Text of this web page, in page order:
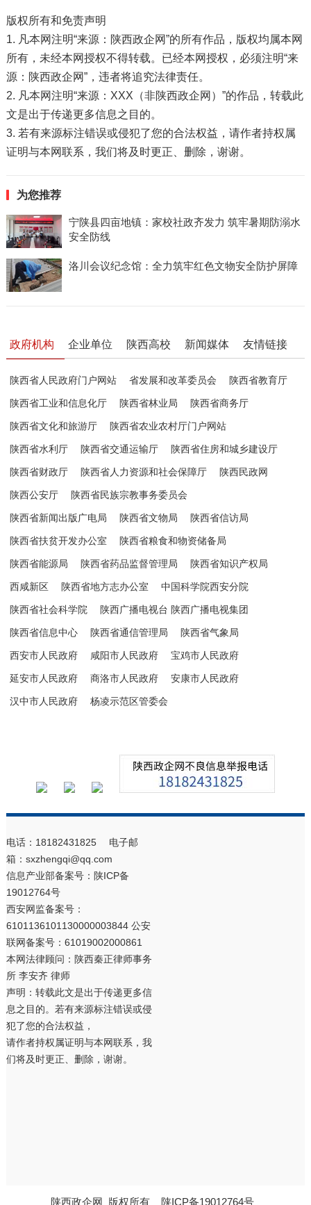
版权所有和免责声明
1. 凡本网注明“来源：陕西政企网”的所有作品，版权均属本网
所有，未经本网授权不得转载。已经本网授权，必须注明“来
源：陕西政企网”，违者将追究法律责任。
2. 凡本网注明“来源：XXX（非陕西政企网）”的作品，转载此
文是出于传递更多信息之目的。
3. 若有来源标注错误或侵犯了您的合法权益，请作者持权属
证明与本网联系，我们将及时更正、删除，谢谢。
为您推荐
宁陕县四亩地镇：家校社政齐发力 筑牢暑期防溺水
安全防线
洛川会议纪念馆：全力筑牢红色文物安全防护屏障
政府机构 企业单位 陕西高校 新闻媒体 友情链接
陕西省人民政府门户网站 省发展和改革委员会 陕西省教育厅
陕西省工业和信息化厅 陕西省林业局 陕西省商务厅
陕西省文化和旅游厅 陕西省农业农村厅门户网站
陕西省水利厅 陕西省交通运输厅 陕西省住房和城乡建设厅
陕西省财政厅 陕西省人力资源和社会保障厅 陕西民政网
陕西公安厅 陕西省民族宗教事务委员会
陕西省新闻出版广电局 陕西省文物局 陕西省信访局
陕西省扶贫开发办公室 陕西省粮食和物资储备局
陕西省能源局 陕西省药品监督管理局 陕西省知识产权局
西咸新区 陕西省地方志办公室 中国科学院西安分院
陕西省社会科学院 陕西广播电视台 陕西广播电视集团
陕西省信息中心 陕西省通信管理局 陕西省气象局
西安市人民政府 咸阳市人民政府 宝鸡市人民政府
延安市人民政府 商洛市人民政府 安康市人民政府
汉中市人民政府 杨凌示范区管委会
电话：18182431825 电子邮
箱：sxzhengqi@qq.com
信息产业部备案号： 陕ICP备
19012764号
西安网监备案号：
6101136101130000003844 公安
联网备案号：61019002000861
本网法律顾问：陕西秦正律师事务
所 李安齐 律师
声明：转载此文是出于传递更多信
息之目的。若有来源标注错误或侵
犯了您的合法权益，
请作者持权属证明与本网联系，我
们将及时更正、删除，谢谢。
陕西政企网 版权所有 陕ICP备19012764号